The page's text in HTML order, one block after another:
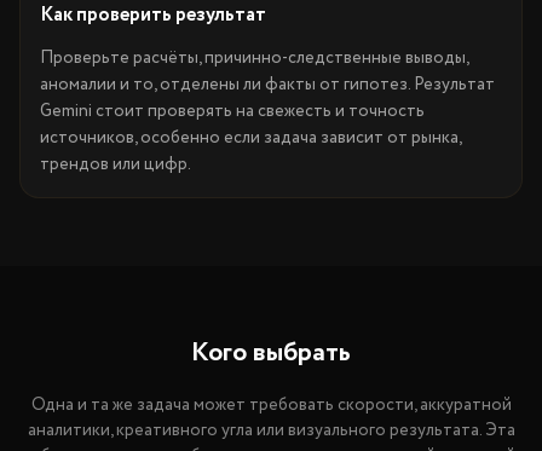
Как проверить результат
Проверьте расчёты, причинно-следственные выводы,
аномалии и то, отделены ли факты от гипотез. Результат
Gemini стоит проверять на свежесть и точность
источников, особенно если задача зависит от рынка,
трендов или цифр.
Кого выбрать
Одна и та же задача может требовать скорости, аккуратной
аналитики, креативного угла или визуального результата. Эта